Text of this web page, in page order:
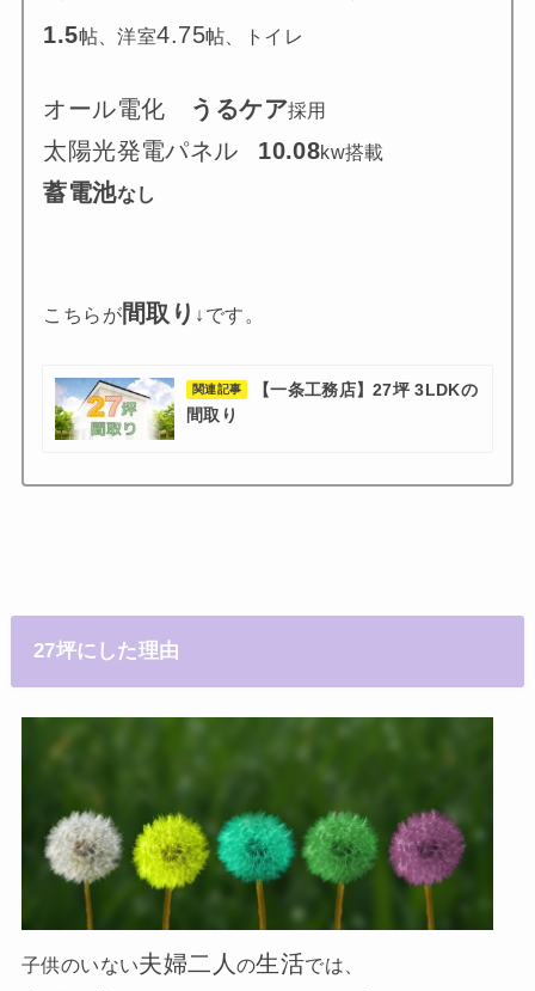
1.5帖、洋室4.75帖、トイレ
オール電化 うるケア採用
太陽光発電パネル 10.08kw搭載
蓄電池なし
こちらが間取り ↓です。
関連記事
【一条工務店】27坪 3LDKの
間取り
27坪にした理由
子供のいない夫婦二人の生活では、